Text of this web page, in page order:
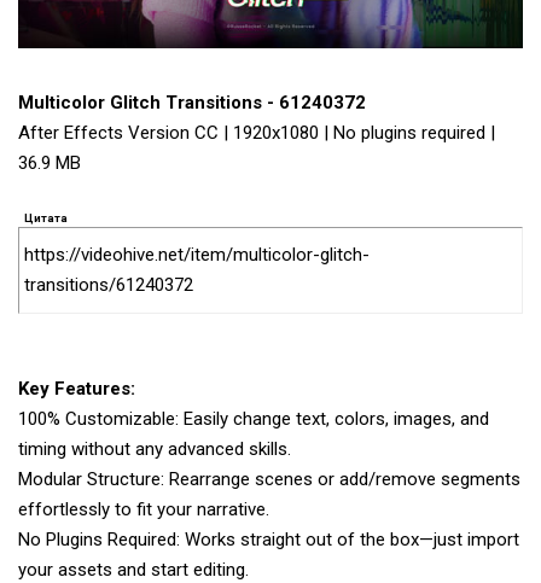
Multicolor Glitch Transitions - 61240372
After Effects Version CC | 1920x1080 | No plugins required |
36.9 MB
Цитата
https://videohive.net/item/multicolor-glitch-
transitions/61240372
Key Features:
100% Customizable: Easily change text, colors, images, and
timing without any advanced skills.
Modular Structure: Rearrange scenes or add/remove segments
effortlessly to fit your narrative.
No Plugins Required: Works straight out of the box—just import
your assets and start editing.